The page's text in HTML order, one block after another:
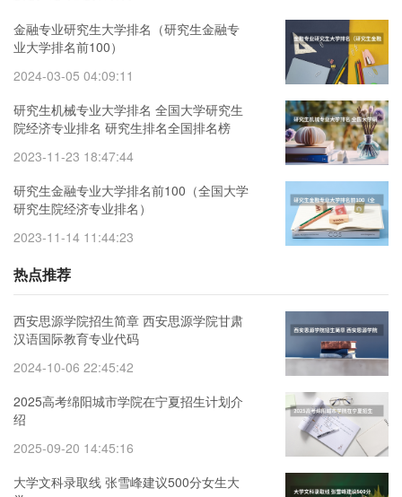
金融专业研究生大学排名（研究生金融专
业大学排名前100）
2024-03-05 04:09:11
研究生机械专业大学排名 全国大学研究生
院经济专业排名 研究生排名全国排名榜
2023-11-23 18:47:44
研究生金融专业大学排名前100（全国大学
研究生院经济专业排名）
2023-11-14 11:44:23
热点推荐
西安思源学院招生简章 西安思源学院甘肃
汉语国际教育专业代码
2024-10-06 22:45:42
2025高考绵阳城市学院在宁夏招生计划介
绍
2025-09-20 14:45:16
大学文科录取线 张雪峰建议500分女生大